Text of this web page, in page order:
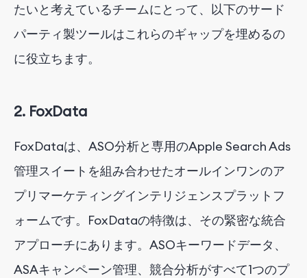
たいと考えているチームにとって、以下のサード
パーティ製ツールはこれらのギャップを埋めるの
に役立ちます。
2. FoxData
FoxDataは、ASO分析と専用のApple Search Ads
管理スイートを組み合わせたオールインワンのア
プリマーケティングインテリジェンスプラットフ
ォームです。FoxDataの特徴は、その緊密な統合
アプローチにあります。ASOキーワードデータ、
ASAキャンペーン管理、競合分析がすべて1つのプ